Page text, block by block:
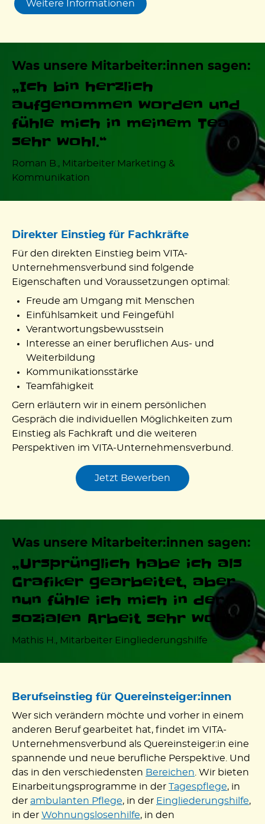
Weitere Informationen
Was unsere Mitarbeiter:innen sagen:
„Ich bin herzlich
aufgenommen worden und
fühle mich in meinem Team
sehr wohl.“
Roman B., Mitarbeiter Marketing &
Kommunikation
Direkter Einstieg für Fachkräfte
Für den direkten Einstieg beim VITA-
Unternehmensverbund sind folgende
Eigenschaften und Voraussetzungen optimal:
Freude am Umgang mit Menschen
Einfühlsamkeit und Feingefühl
Verantwortungsbewusstsein
Interesse an einer beruflichen Aus- und
Weiterbildung
Kommunikationsstärke
Teamfähigkeit
Gern erläutern wir in einem persönlichen
Gespräch die individuellen Möglichkeiten zum
Einstieg als Fachkraft und die weiteren
Perspektiven im VITA-Unternehmensverbund.
Jetzt Bewerben
Was unsere Mitarbeiter:innen sagen:
„Ursprünglich habe ich als
Grafiker gearbeitet, aber
nun fühle ich mich in der
sozialen Arbeit sehr wohl.“
Mathis H., Mitarbeiter Eingliederungshilfe
Berufseinstieg für Quereinsteiger:innen
Wer sich verändern möchte und vorher in einem
anderen Beruf gearbeitet hat, findet im VITA-
Unternehmensverbund als Quereinsteiger:in eine
spannende und neue berufliche Perspektive. Und
das in den verschiedensten Bereichen. Wir bieten
Einarbeitungsprogramme in der Tagespflege, in
der ambulanten Pflege, in der Eingliederungshilfe,
in der Wohnungslosenhilfe, in den